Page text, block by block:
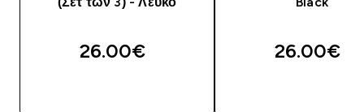
26.00€‎ 26.00€‎